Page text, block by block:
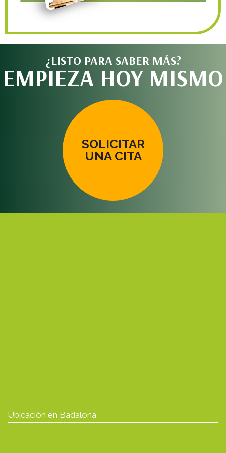
¿LISTO PARA SABER MÁS?
EMPIEZA HOY MISMO
SOLICITAR
UNA CITA
Ubicación en Badalona